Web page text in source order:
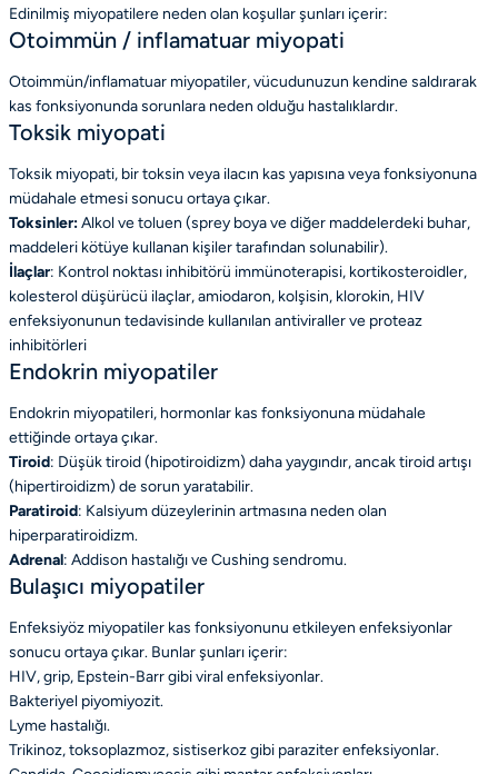
Edinilmiş miyopatilere neden olan koşullar şunları içerir:
Otoimmün / inflamatuar miyopati
Otoimmün/inflamatuar miyopatiler, vücudunuzun kendine saldırarak
kas fonksiyonunda sorunlara neden olduğu hastalıklardır.
Toksik miyopati
Toksik miyopati, bir toksin veya ilacın kas yapısına veya fonksiyonuna
müdahale etmesi sonucu ortaya çıkar.
Toksinler:Alkol ve toluen (sprey boya ve diğer maddelerdeki buhar,
maddeleri kötüye kullanan kişiler tarafından solunabilir).
İlaçlar: Kontrol noktası inhibitörü immünoterapisi, kortikosteroidler,
kolesterol düşürücü ilaçlar, amiodaron, kolşisin, klorokin, HIV
enfeksiyonunun tedavisinde kullanılan antiviraller ve proteaz
inhibitörleri
Endokrin miyopatiler
Endokrin miyopatileri, hormonlar kas fonksiyonuna müdahale
ettiğinde ortaya çıkar.
Tiroid: Düşük tiroid (hipotiroidizm) daha yaygındır, ancak tiroid artışı
(hipertiroidizm) de sorun yaratabilir.
Paratiroid: Kalsiyum düzeylerinin artmasına neden olan
hiperparatiroidizm.
Adrenal: Addison hastalığı ve Cushing sendromu.
Bulaşıcı miyopatiler
Enfeksiyöz miyopatiler kas fonksiyonunu etkileyen enfeksiyonlar
sonucu ortaya çıkar. Bunlar şunları içerir:
HIV, grip, Epstein-Barr gibi viral enfeksiyonlar.
Bakteriyel piyomiyozit.
Lyme hastalığı.
Trikinoz, toksoplazmoz, sistiserkoz gibi paraziter enfeksiyonlar.